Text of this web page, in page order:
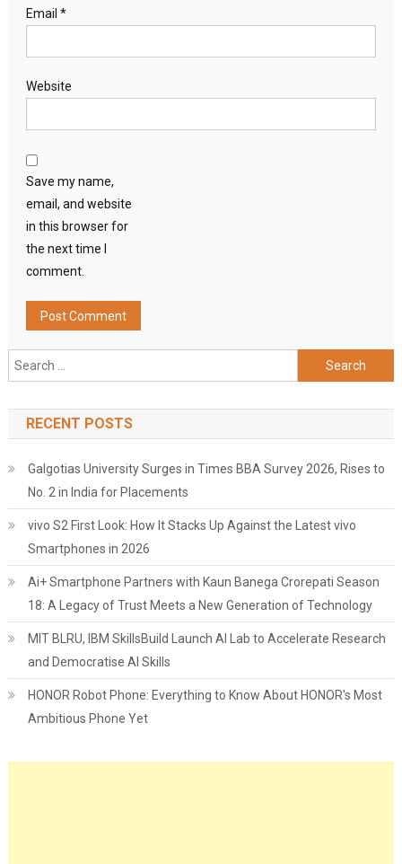
Email *
Website
Save my name,
email, and website
in this browser for
the next time I
comment.
Search
for:
RECENT POSTS
Galgotias University Surges in Times BBA Survey 2026, Rises to
No. 2 in India for Placements
vivo S2 First Look: How It Stacks Up Against the Latest vivo
Smartphones in 2026
Ai+ Smartphone Partners with Kaun Banega Crorepati Season
18: A Legacy of Trust Meets a New Generation of Technology
MIT BLRU, IBM SkillsBuild Launch AI Lab to Accelerate Research
and Democratise AI Skills
HONOR Robot Phone: Everything to Know About HONOR's Most
Ambitious Phone Yet